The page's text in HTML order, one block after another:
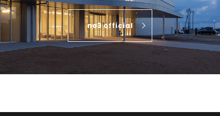
no3 official